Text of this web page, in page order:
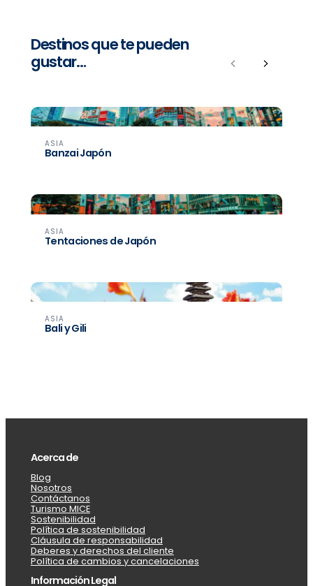
Destinos que te pueden
gustar…
PreviousNext
ASIA
Banzai Japón
ASIA
Tentaciones de Japón
ASIA
Bali y Gili
Acerca de
Blog
Nosotros
Contáctanos
Turismo MICE
Sostenibilidad
Política de sostenibilidad
Cláusula de responsabilidad
Deberes y derechos del cliente
Política de cambios y cancelaciones
Información Legal